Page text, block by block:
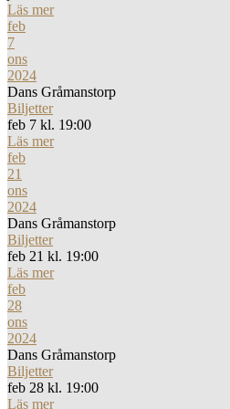
Läs mer
feb
7
ons
2024
Dans Gråmanstorp
Biljetter
feb 7 kl. 19:00
Läs mer
feb
21
ons
2024
Dans Gråmanstorp
Biljetter
feb 21 kl. 19:00
Läs mer
feb
28
ons
2024
Dans Gråmanstorp
Biljetter
feb 28 kl. 19:00
Läs mer